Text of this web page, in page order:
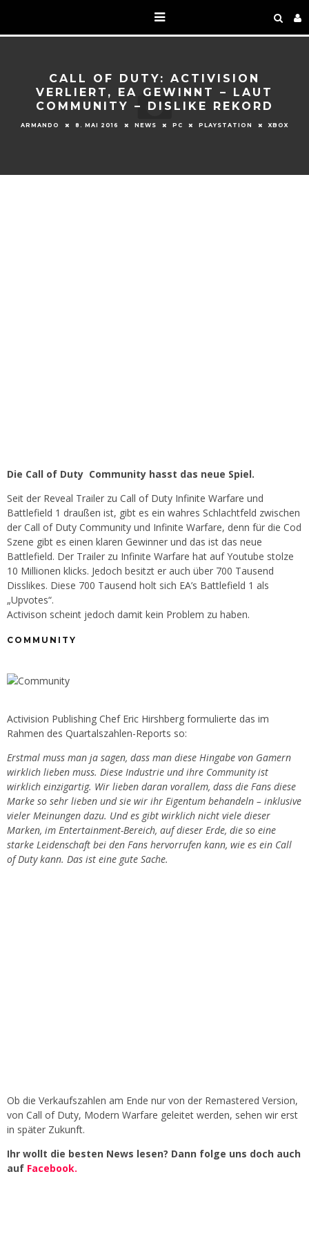
CALL OF DUTY: ACTIVISION
VERLIERT, EA GEWINNT – LAUT
COMMUNITY – DISLIKE REKORD
ARMANDO 8. MAI 2016 NEWS PC PLAYSTATION XBOX
Die Call of Duty Community hasst das neue Spiel.
Seit der Reveal Trailer zu Call of Duty Infinite Warfare und
Battlefield 1 draußen ist, gibt es ein wahres Schlachtfeld zwischen
der Call of Duty Community und Infinite Warfare, denn für die Cod
Szene gibt es einen klaren Gewinner und das ist das neue
Battlefield. Der Trailer zu Infinite Warfare hat auf Youtube stolze
10 Millionen klicks. Jedoch besitzt er auch über 700 Tausend
Disslikes. Diese 700 Tausend holt sich EA’s Battlefield 1 als
„Upvotes“.
Activison scheint jedoch damit kein Problem zu haben.
COMMUNITY
Activision Publishing Chef Eric Hirshberg formulierte das im
Rahmen des Quartalszahlen-Reports so:
Erstmal muss man ja sagen, dass man diese Hingabe von Gamern
wirklich lieben muss. Diese Industrie und ihre Community ist
wirklich einzigartig. Wir lieben daran vorallem, dass die Fans diese
Marke so sehr lieben und sie wir ihr Eigentum behandeln – inklusive
vieler Meinungen dazu. Und es gibt wirklich nicht viele dieser
Marken, im Entertainment-Bereich, auf dieser Erde, die so eine
starke Leidenschaft bei den Fans hervorrufen kann, wie es ein Call
of Duty kann. Das ist eine gute Sache.
Ob die Verkaufszahlen am Ende nur von der Remastered Version,
von Call of Duty, Modern Warfare geleitet werden, sehen wir erst
in später Zukunft.
Ihr wollt die besten News lesen? Dann folge uns doch auch
auf Facebook.